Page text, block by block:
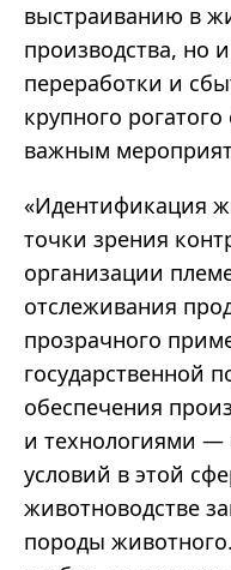
выстраиванию в
производства, но
переработки и
крупного
важным
«Идентификация
точки зрения
организации
отслеживания
прозрачного
государственной
обеспечения
и технологиями
условий в этой
животноводстве
породы